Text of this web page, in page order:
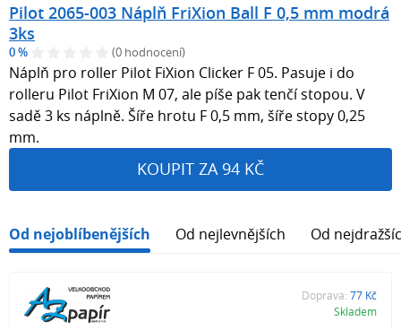
Pilot 2065-003 Náplň FriXion Ball F 0,5 mm modrá
3ks
0 % (0 hodnocení)
Náplň pro roller Pilot FiXion Clicker F 05. Pasuje i do
rolleru Pilot FriXion M 07, ale píše pak tenčí stopou. V
sadě 3 ks náplně. Šíře hrotu F 0,5 mm, šíře stopy 0,25
mm.
KOUPIT ZA 94 KČ
Od nejoblíbenějších Od nejlevnějších Od
Doprava: 77 Kč
Skladem